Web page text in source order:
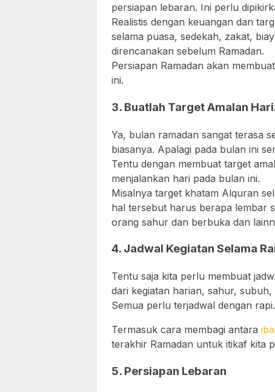
persiapan lebaran. Ini perlu
Realistis dengan keuangan dan
selama puasa, sedekah, zakat,
direncanakan sebelum Ramadan.
Persiapan Ramadan akan
ini.
3. Buatlah Target Amalan
Ya, bulan ramadan sangat terasa
biasanya. Apalagi pada bulan ini
Tentu dengan membuat target
menjalankan hari pada bulan ini.
Misalnya target khatam Alquran
hal tersebut harus berapa lembar
orang sahur dan berbuka dan
4. Jadwal Kegiatan Selama
Tentu saja kita perlu membuat
dari kegiatan harian, sahur,
Semua perlu terjadwal dengan rapi.
Termasuk cara membagi antara
terakhir Ramadan untuk itikaf kita
5. Persiapan Lebaran